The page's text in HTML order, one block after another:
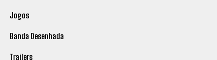
Jogos
Banda Desenhada
Trailers